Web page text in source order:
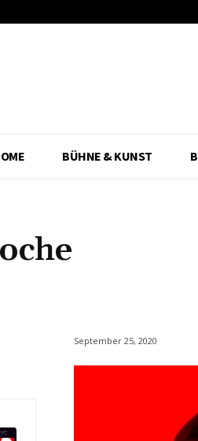
BÜHNE & KUNST
September 25, 2020